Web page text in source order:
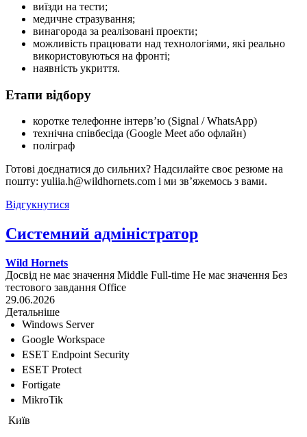
виїзди на тести;
медичне стразування;
винагорода за реалізовані проекти;
можливість працювати над технологіями, які реально
використовуються на фронті;
наявність укриття.
Етапи відбору
коротке телефонне інтерв’ю (Signal / WhatsApp)
технічна співбесіда (Google Meet або офлайн)
поліграф
Готові доєднатися до сильних? Надсилайте своє резюме на
пошту: yuliia.h@wildhornets.com і ми звʼяжемось з вами.
Відгукнутися
Системний адміністратор
Wild Hornets
Досвід не має значення Middle Full-time Не має значення Без
тестового завдання Office
29.06.2026
Детальніше
Windows Server
Google Workspace
ESET Endpoint Security
ESET Protect
Fortigate
MikroTik
Київ